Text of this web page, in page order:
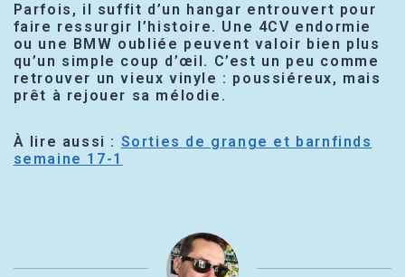
Parfois, il suffit d’un hangar entrouvert pour
faire ressurgir l’histoire. Une 4CV endormie
ou une BMW oubliée peuvent valoir bien plus
qu’un simple coup d’œil. C’est un peu comme
retrouver un vieux vinyle : poussiéreux, mais
prêt à rejouer sa mélodie.
À lire aussi : Sorties de grange et barnfinds
semaine 17-1